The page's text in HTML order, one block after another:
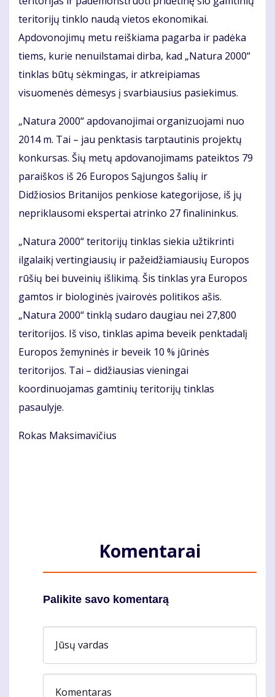
teritorijų tinklo naudą vietos ekonomikai.
Apdovonojimų metu reiškiama pagarba ir padėka
tiems, kurie nenuilstamai dirba, kad „Natura 2000“
tinklas būtų sėkmingas, ir atkreipiamas
visuomenės dėmesys į svarbiausius pasiekimus.
„Natura 2000“ apdovanojimai organizuojami nuo
2014 m. Tai – jau penktasis tarptautinis projektų
konkursas. Šių metų apdovanojimams pateiktos 79
paraiškos iš 26 Europos Sąjungos šalių ir
Didžiosios Britanijos penkiose kategorijose, iš jų
nepriklausomi ekspertai atrinko 27 finalininkus.
„Natura 2000“ teritorijų tinklas siekia užtikrinti
ilgalaikį vertingiausių ir pažeidžiamiausių Europos
rūšių bei buveinių išlikimą. Šis tinklas yra Europos
gamtos ir biologinės įvairovės politikos ašis.
„Natura 2000“ tinklą sudaro daugiau nei 27,800
teritorijos. Iš viso, tinklas apima beveik penktadalį
Europos žemyninės ir beveik 10 % jūrinės
teritorijos. Tai – didžiausias vieningai
koordinuojamas gamtinių teritorijų tinklas
pasaulyje.
Rokas Maksimavičius
Komentarai
Palikite savo komentarą
Jūsų vardas
Komentaras